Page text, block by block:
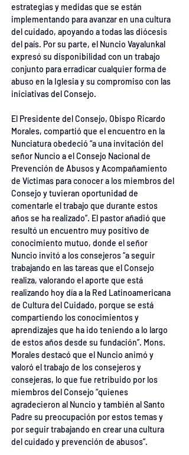
estrategias y medidas que se están
implementando para avanzar en una cultura
del cuidado, apoyando a todas las diócesis
del país. Por su parte, el Nuncio Vayalunkal
expresó su disponibilidad con un trabajo
conjunto para erradicar cualquier forma de
abuso en la Iglesia y su compromiso con las
iniciativas del Consejo.
El Presidente del Consejo, Obispo Ricardo
Morales, compartió que el encuentro en la
Nunciatura obedeció “a una invitación del
señor Nuncio a el Consejo Nacional de
Prevención de Abusos y Acompañamiento
de Víctimas para conocer a los miembros del
Consejo y tuvieran oportunidad de
comentarle el trabajo que durante estos
años se ha realizado”. El pastor añadió que
resultó un encuentro muy positivo de
conocimiento mutuo, donde el señor
Nuncio invitó a los consejeros “a seguir
trabajando en las tareas que el Consejo
realiza, valorando el aporte que está
realizando hoy día a la Red Latinoamericana
de Cultura del Cuidado, porque se está
compartiendo los conocimientos y
aprendizajes que ha ido teniendo a lo largo
de estos años desde su fundación”. Mons.
Morales destacó que el Nuncio animó y
valoró el trabajo de los consejeros y
consejeras, lo que fue retribuido por los
miembros del Consejo “quienes
agradecieron al Nuncio y también al Santo
Padre su preocupación por estos temas y
por seguir trabajando en crear una cultura
del cuidado y prevención de abusos”.